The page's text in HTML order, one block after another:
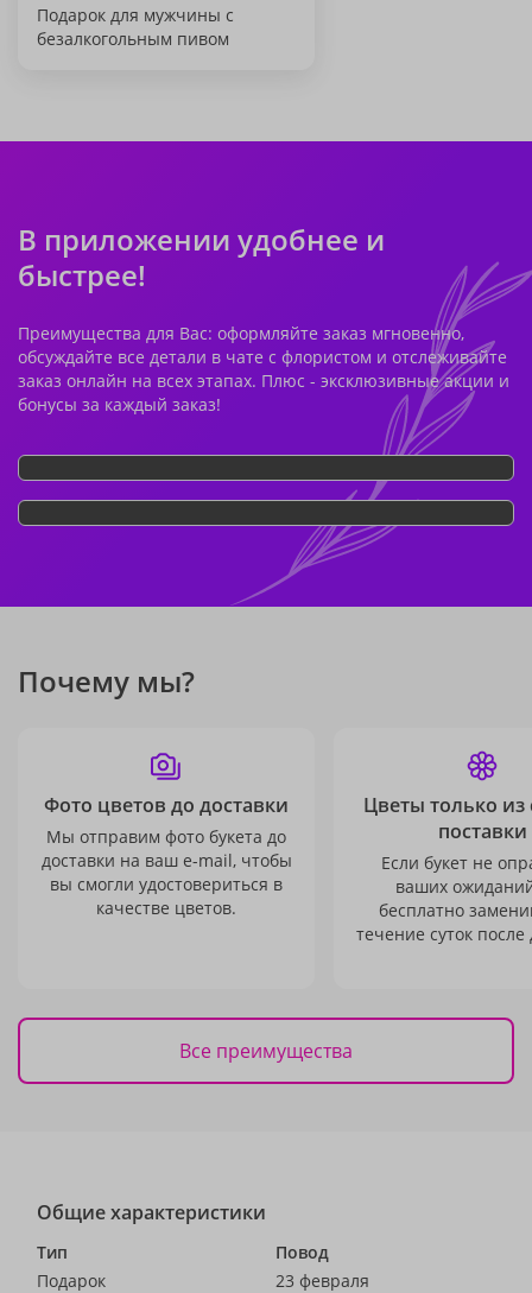
Подарок для мужчины с
безалкогольным пивом
В приложении удобнее и
быстрее!
Преимущества для Вас: оформляйте заказ мгновенно,
обсуждайте все детали в чате с флористом и отслеживайте
заказ онлайн на всех этапах. Плюс - эксклюзивные акции и
бонусы за каждый заказ!
Почему мы?
Фото цветов до доставки
Мы отправим фото букета до
доставки на ваш e-mail, чтобы
вы смогли удостовериться в
качестве цветов.
Цветы только из
поставки
Если букет не
ваших
бесплатно
течение суток после
Все преимущества
Общие характеристики
Тип
Подарок
Повод
23 февраля